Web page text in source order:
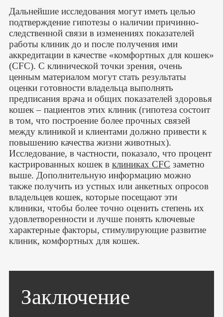
Дальнейшие исследования могут иметь целью
подтверждение гипотезы о наличии причинно-
следственной связи в изменениях показателей
работы клиник до и после получения ими
аккредитации в качестве «комфортных для кошек»
(CFC). С клинической точки зрения, очень
ценным материалом могут стать результаты
оценки готовности владельца выполнять
предписания врача и общих показателей здоровья
кошек – пациентов этих клиник (гипотеза состоит
в том, что построение более прочных связей
между клиникой и клиентами должно привести к
повышению качества жизни животных).
Исследование, в частности, показало, что процент
кастрированных кошек в клиниках CFC заметно
выше. Дополнительную информацию можно
также получить из устных или анкетных опросов
владельцев кошек, которые посещают эти
клиники, чтобы более точно оценить степень их
удовлетворенности и лучше понять ключевые
характерные факторы, стимулирующие развитие
клиник, комфортных для кошек.
Заключение